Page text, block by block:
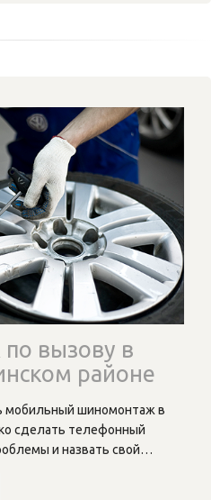
вызову в
районе
мобильный шиномонтаж в
сделать телефонный
и назвать свой…